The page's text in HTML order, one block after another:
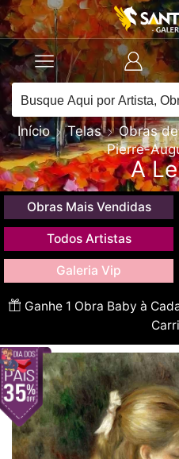
Início Telas Obras
Pierre-
A
Obras Mais Vendidas
Todos Artistas
Galeria Vip
Ganhe 1 Obra Baby à